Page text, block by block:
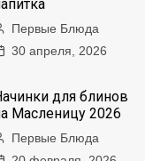
Первые Блюда
30 апреля, 2026
для блинов
Масленицу 2026
Первые Блюда